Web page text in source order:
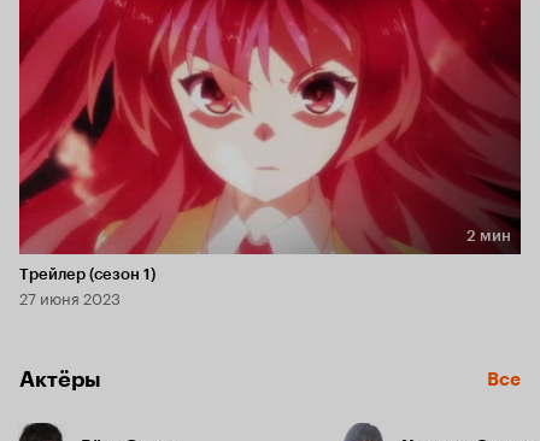
Длительность 2 мин
2 мин
Трейлер (сезон 1)
27 июня 2023
Актёры Все